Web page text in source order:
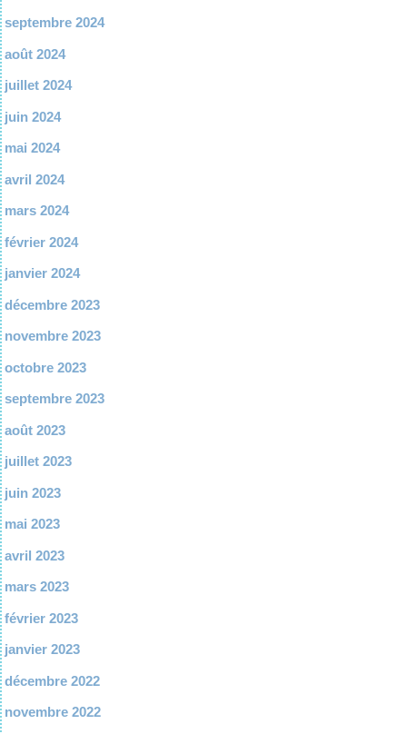
septembre 2024
août 2024
juillet 2024
juin 2024
mai 2024
avril 2024
mars 2024
février 2024
janvier 2024
décembre 2023
novembre 2023
octobre 2023
septembre 2023
août 2023
juillet 2023
juin 2023
mai 2023
avril 2023
mars 2023
février 2023
janvier 2023
décembre 2022
novembre 2022